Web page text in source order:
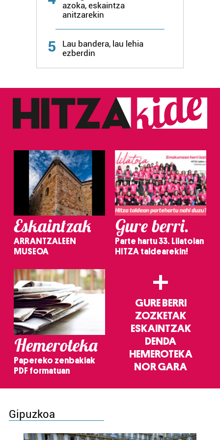
azoka, eskaintza
anitzarekin
5
Lau bandera, lau lehia
ezberdin
Eskaintzak
ARRANTZALEEN
MUSEOA
Gure berri.
Parte hartu 33. Lilatoian
HITZA taldearekin!
Hemeroteka
Papereko zenbakiak
PDF formatuan
+
GURE BERRI
ZOZKETAK
ESKAINTZAK
DENDA
HEMEROTEKA
NOR GARA
Gipuzkoa